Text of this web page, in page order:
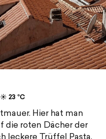
23 °C
Hier hat man
die roten Dächer der
leckere Trüffel Pasta.